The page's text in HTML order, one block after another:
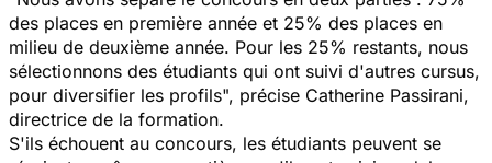
des places en première année et 25% des places en
milieu de deuxième année. Pour les 25% restants, nous
sélectionnons des étudiants qui ont suivi d'autres cursus,
pour diversifier les profils", précise Catherine Passirani,
directrice de la formation.
S'ils échouent au concours, les étudiants peuvent se